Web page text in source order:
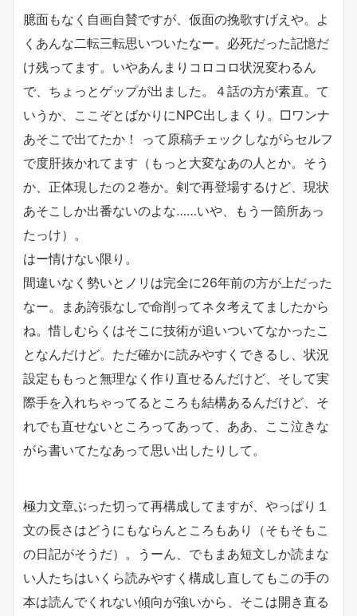
臆面もなく自画自賛ですが、仮面の挽歌すげえや。よ
くあんな二転三転思いついたなー。必死だった記憶だ
け残ってます。いやあんまりコロコロ状況変わるん
で、ちょっとゲップが出ました。４話の方が素直。て
いうか、ここぞとばかりにNPC出しまくり。□ワンナ
あそこで出てたか！ って原稿チェックしながらセルフ
で度肝抜かれてます（もっと大変なあの人とか。そう
か、正体現したの２巻か。剣で再登場するけど、現状
あそこしか出番ないのよな……いや、もう一箇所あっ
たっけ）。
はー情けない限り。
間違いなく勢いとノリは完全に26年前の方が上だった
なー。まあ誇張なしで命削ってネタ考えてましたから
ね。惜しむらくはそこに技術が追いついてなかったこ
となんだけど。ただ確かに読みやすくできるし、状況
設定ももっと無理なく作り直せるんだけど、そして実
際手を入れちゃってるところも結構あるんだけど、そ
れでも直せないところってあって、ああ、ここ泣きな
がら書いてたなあって思い出したりして。
極力文章ぶった切って再構成してますが、やっぱり１
文の長さはどうにもならんところもあり（そもそもこ
の日記がそうだ）。うーん、でもまあ短文しか読まな
い人たちはいくら読みやすく構成し直してもこの手の
本は読んでくれない傾向が強いから、そこは開き直る